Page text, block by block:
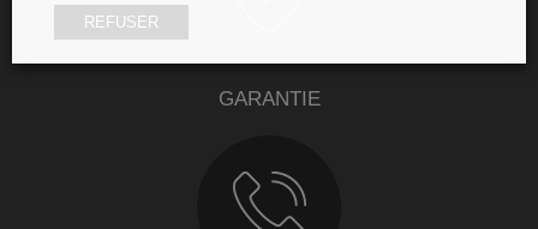
GARANTIE
REFUSER